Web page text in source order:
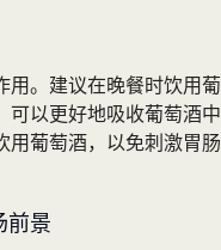
用。建议在晚餐时饮用葡
可以更好地吸收葡萄酒中
用葡萄酒，以免刺激胃肠
前景